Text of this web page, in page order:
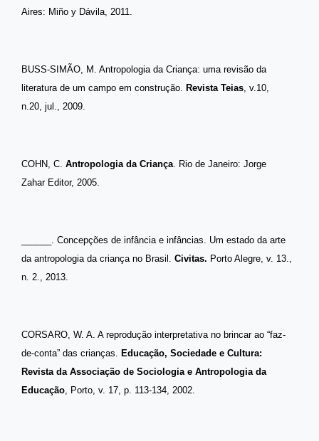
Aires: Miño y Dávila, 2011.
BUSS-SIMÃO, M. Antropologia da Criança: uma revisão da
literatura de um campo em construção. Revista Teias , v.10,
n.20, jul., 2009.
COHN, C. Antropologia da Criança . Rio de Janeiro: Jorge
Zahar Editor, 2005.
______. Concepções de infância e infâncias. Um estado da arte
da antropologia da criança no Brasil. Civitas. Porto Alegre, v. 13.,
n. 2., 2013.
CORSARO, W. A. A reprodução interpretativa no brincar ao “faz-
de-conta” das crianças. Educação, Sociedade e Cultura:
Revista da Associação de Sociologia e Antropologia da
Educação , Porto, v. 17, p. 113-134, 2002.